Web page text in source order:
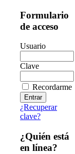
Formulario
de acceso
Usuario
Clave
Recordarme
¿Recuperar
clave?
¿Quién está
en línea?